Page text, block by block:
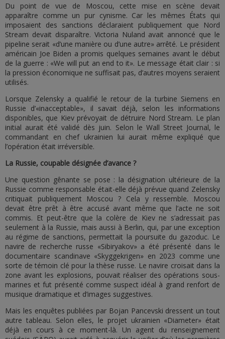
Du point de vue de Moscou, cette mise en scène devait
apparaître comme un pur cynisme. Car les mêmes États qui
imposaient des sanctions déclaraient publiquement que Nord
Stream devait disparaître. Victoria Nuland avait annoncé que le
pipeline serait «d’une manière ou d’une autre» arrêté. Le président
américain Joe Biden a promis quelques semaines avant le début
de la guerre : «We will put an end to it». Le message était clair : si
la pression économique ne suffisait pas, d’autres moyens seraient
utilisés.
Lorsque Zelensky a qualifié le retour de la turbine Siemens en
Russie d’«inacceptable», il savait déjà, selon les informations
disponibles, que Kiev prévoyait de détruire Nord Stream. Le plan
initial aurait été validé dès juin. Selon le Wall Street Journal, le
commandant en chef ukrainien lui aurait même expliqué que
l’opération était irréversible.
La Russie, coupable désignée d’avance ?
Une question gênante se pose : la désignation ultérieure de la
Russie comme responsable était-elle déjà prévue quand Zelensky
critiquait publiquement Moscou ? Cela y ressemble. Moscou
devait être prêt à être accusé avant même que l’acte ne soit
commis. Et peut-être que la colère de Kiev ne s’adressait pas
seulement à la Russie, mais aussi à Berlin, qui, par une exception
au régime de sanctions, permettait la poursuite du gazoduc. Le
navire de recherche russe «Sibiryakov» a été présenté dans le
documentaire scandinave «Skyggekrigen» en 2023 comme une
sorte de témoin clé pour la thèse russe. Le navire croisait dans la
zone avant les explosions, pouvait réaliser des opérations sous-
marines et fut présenté comme suspect idéal à grand renfort de
musique dramatique et d’images suggestives.
Mais les enquêtes publiées par Bojan Pancevski dressent un tout
autre tableau. Selon elles, le projet ukrainien «Diameter» était
déjà en cours à ce moment-là. Un agent du renseignement